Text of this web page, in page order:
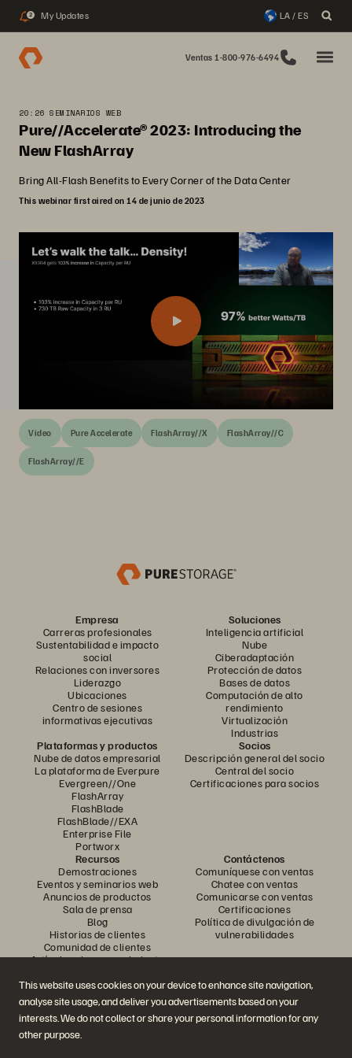
This website uses cookies on your device to enhance site navigation,
analyse site usage, and deliver you advertisements based on your
interests. We do not collect or share your personal information for any
other purpose.
2 My Updates LA / ES
Ventas 1-800-976-6494
20:26 SEMINARIOS WEB
Pure//Accelerate® 2023: Introducing the
New FlashArray
Bring All-Flash Benefits to Every Corner of the Data Center
This webinar first aired on 14 de junio de 2023
Video Pure Accelerate FlashArray//X FlashArray//C
FlashArray//E
Empresa
Carreras profesionales
Sustentabilidad e impacto
social
Relaciones con inversores
Liderazgo
Ubicaciones
Centro de sesiones
informativas ejecutivas
Soluciones
Inteligencia artificial
Nube
Ciberadaptación
Protección de datos
Bases de datos
Computación de alto
rendimiento
Virtualización
Industrias
Plataformas y productos
Nube de datos empresarial
La plataforma de Everpure
Evergreen//One
FlashArray
FlashBlade
FlashBlade//EXA
Enterprise File
Portworx
Socios
Descripción general del socio
Central del socio
Certificaciones para socios
Recursos
Demostraciones
Eventos y seminarios web
Anuncios de productos
Sala de prensa
Blog
Historias de clientes
Comunidad de clientes
Artículo sobre conocimiento
Contáctenos
Comuníquese con ventas
Chatee con ventas
Comunicarse con ventas
Certificaciones
Política de divulgación de
vulnerabilidades
Únase a la conversación
Siga todos los canales sociales oficiales de Everpure